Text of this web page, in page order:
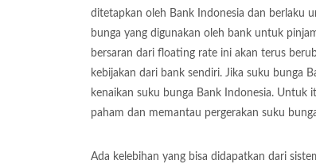
ditetapkan oleh Bank Indonesia dan berlaku
bunga yang digunakan oleh bank untuk
bersaran dari floating rate ini akan terus
kebijakan dari bank sendiri. Jika suku bunga
kenaikan suku bunga Bank Indonesia. Untuk
paham dan memantau pergerakan suku
Ada kelebihan yang bisa didapatkan dari